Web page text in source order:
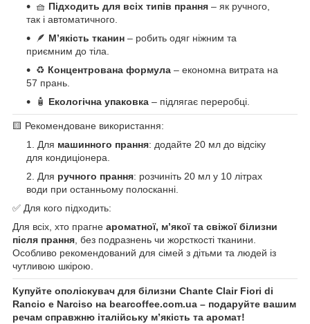
🧺 Підходить для всіх типів прання – як ручного,
так і автоматичного.
🪶 М’якість тканин – робить одяг ніжним та
приємним до тіла.
♻️ Концентрована формула – економна витрата на
57 прань.
🧴 Екологічна упаковка – підлягає переробці.
🟨 Рекомендоване використання:
Для машинного прання: додайте 20 мл до відсіку
для кондиціонера.
Для ручного прання: розчиніть 20 мл у 10 літрах
води при останньому полосканні.
✅ Для кого підходить:
Для всіх, хто прагне ароматної, м’якої та свіжої білизни
після прання, без подразнень чи жорсткості тканини.
Особливо рекомендований для сімей з дітьми та людей із
чутливою шкірою.
Купуйте ополіскувач для білизни Chante Clair Fiori di
Rancio e Narciso на bearcoffee.com.ua – подаруйте вашим
речам справжню італійську м’якість та аромат!